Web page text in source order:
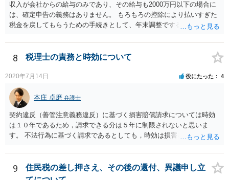
収入が会社からの給与のみであり、その給与も2000万円以下の場合に
は、確定申告の義務はありません。 もろもろの控除により払いすぎた
税金を戻してもらうための手続きとして、年末調整でするのか、確定
する義務がある場合で確定申告をしなかった場合には、税務署の調査
等があり、本来払うべき税金にプラスして加算税の処分を科される場
逮捕されないとは思います。
8 税理士の責務と時効について
2020年7月14日 役にたった 4
本庄 卓磨 弁護士
契約違反（善管注意義務違反）に基づく損害賠償請求については時効
は１０年であるため，請求できる分は５年に制限されないと思いま
す。 不法行為に基づく請求であるとしても，時効は損害を知ってから
とをお勧めいたします。
9
住民税の差し押さえ、その後の還付、異議申し立